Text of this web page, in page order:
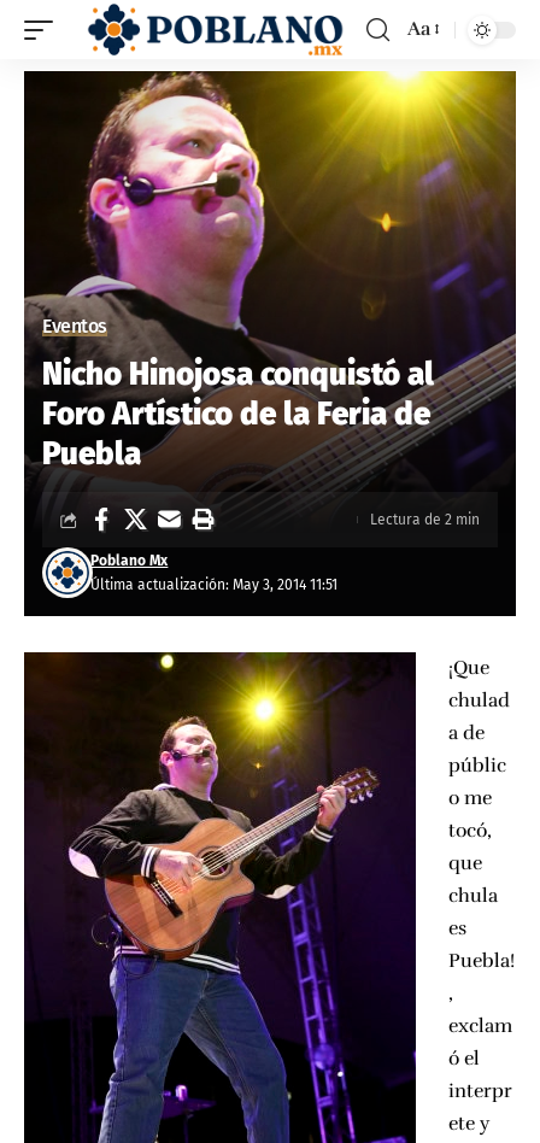
Aa
Eventos
Nicho Hinojosa conquistó al
Foro Artístico de la Feria de
Puebla
Última actualización: May 3, 2014 11:51
Poblano Mx
Lectura de 2 min
¡Que
chulad
a de
públic
o me
tocó,
que
chula
es
Puebla!
,
exclam
ó el
interpr
ete y